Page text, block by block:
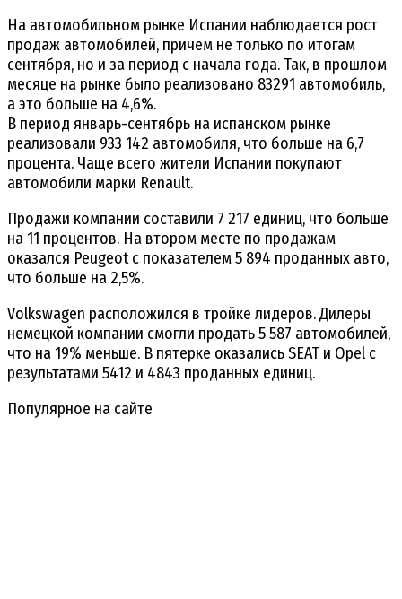
На автомобильном рынке Испании наблюдается рост
продаж автомобилей, причем не только по итогам
сентября, но и за период с начала года. Так, в прошлом
месяце на рынке было реализовано 83291 автомобиль,
а это больше на 4,6%.
В период январь-сентябрь на испанском рынке
реализовали 933 142 автомобиля, что больше на 6,7
процента. Чаще всего жители Испании покупают
автомобили марки Renault.
Продажи компании составили 7 217 единиц, что больше
на 11 процентов. На втором месте по продажам
оказался Peugeot с показателем 5 894 проданных авто,
что больше на 2,5%.
Volkswagen расположился в тройке лидеров. Дилеры
немецкой компании смогли продать 5 587 автомобилей,
что на 19% меньше. В пятерке оказались SEAT и Opel с
результатами 5412 и 4843 проданных единиц.
Популярное на сайте